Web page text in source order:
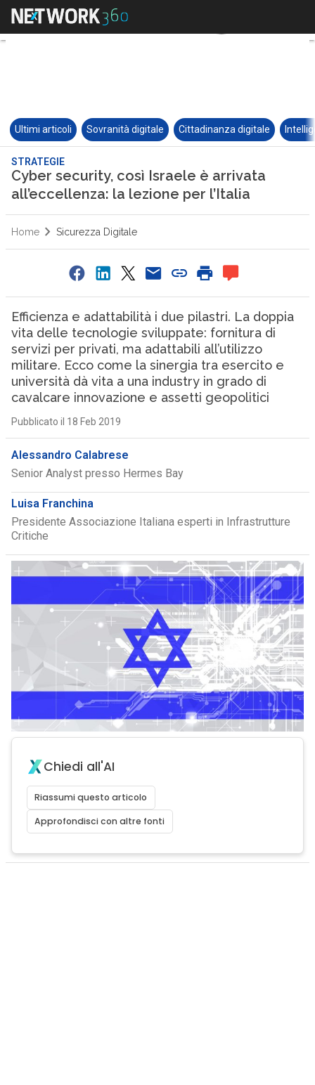
Ultimi articoli Sovranità digitale Cittadinanza digitale
STRATEGIE
Cyber security, così Israele è arrivata
all’eccellenza: la lezione per l’Italia
Home Sicurezza Digitale
Efficienza e adattabilità i due pilastri. La doppia
vita delle tecnologie sviluppate: fornitura di
servizi per privati, ma adattabili all’utilizzo
militare. Ecco come la sinergia tra esercito e
università dà vita a una industry in grado di
cavalcare innovazione e assetti geopolitici
Pubblicato il 18 Feb 2019
Alessandro Calabrese
Senior Analyst presso Hermes Bay
Luisa Franchina
Presidente Associazione Italiana esperti in Infrastrutture
Critiche
Chiedi all'AI
Riassumi questo articolo
Approfondisci con altre fonti